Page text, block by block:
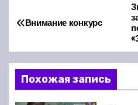
Н
в
и
Внимание конкурс
Похожая запись